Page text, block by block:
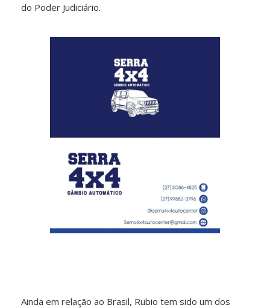
do Poder Judiciário.
Ainda em relação ao Brasil, Rubio tem sido um dos